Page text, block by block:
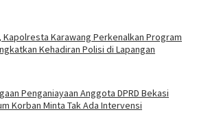
Kapolresta Karawang Perkenalkan Program
Kehadiran Polisi di Lapangan
Penganiayaan Anggota DPRD Bekasi
Korban Minta Tak Ada Intervensi